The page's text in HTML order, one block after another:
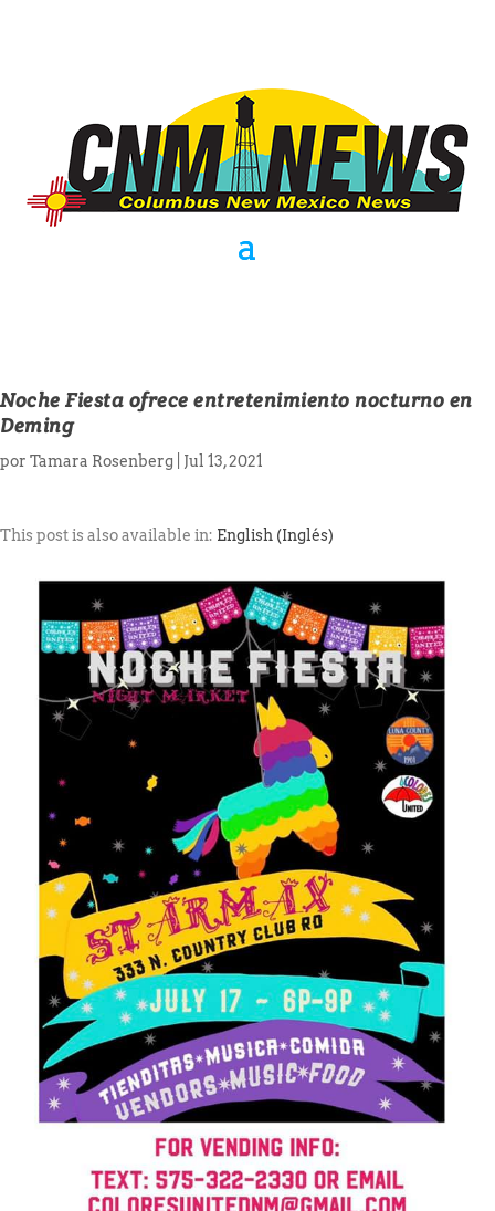
Noche Fiesta ofrece entretenimiento nocturno en
Deming
por Tamara Rosenberg Jul 13, 2021
This post is also available in: English (Inglés)